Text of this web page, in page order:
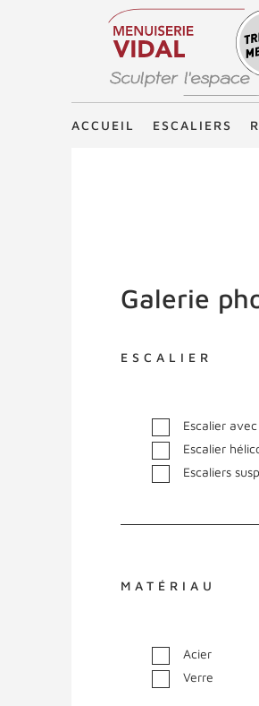
Treppenmeister - Sculpter
ACCUEIL ESCALIERS
Galerie
ESCALIER
Escalier
Escalier
Escaliers
MATÉRIAU
Acier
Verre